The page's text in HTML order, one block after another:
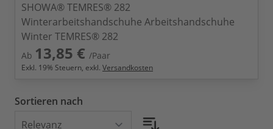
SHOWA® TEMRES® 282
Winterarbeitshandschuhe Arbeitshandschuhe
Winter TEMRES® 282
Ab 13,85 € /Paar
Exkl. 19% Steuern, exkl. Versandkosten
Sortieren nach